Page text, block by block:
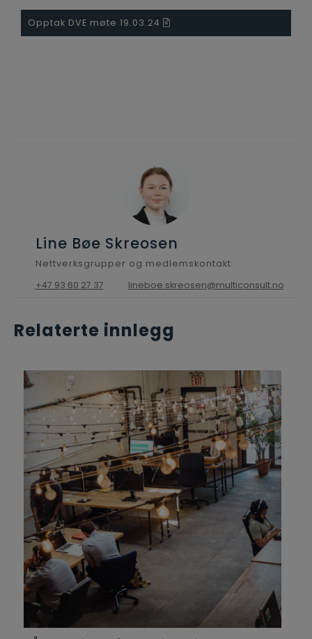
Opptak DVE møte 19.03.24
Line Bøe Skreosen
Nettverksgrupper og medlemskontakt
+47 93 60 27 37
lineboe.skreosen@multiconsult.no
Relaterte innlegg